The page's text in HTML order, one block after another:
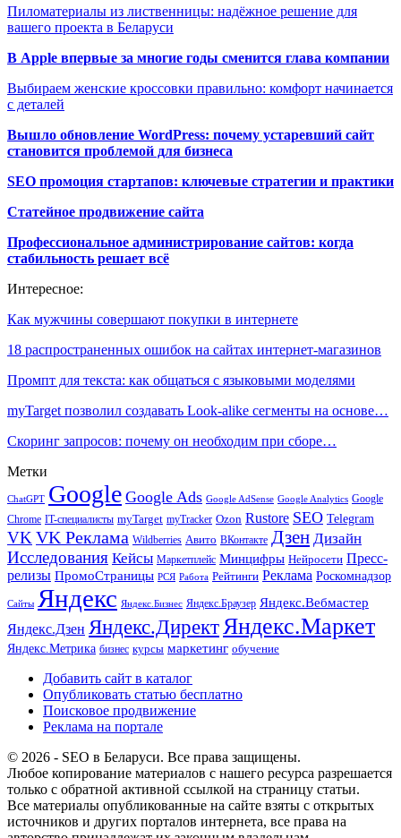
Пиломатериалы из лиственницы: надёжное решение для
вашего проекта в Беларуси
В Apple впервые за многие годы сменится глава компании
Выбираем женские кроссовки правильно: комфорт начинается
с деталей
Вышло обновление WordPress: почему устаревший сайт
становится проблемой для бизнеса
SEO промоция стартапов: ключевые стратегии и практики
Статейное продвижение сайта
Профессиональное администрирование сайтов: когда
стабильность решает всё
Интересное:
Как мужчины совершают покупки в интернете
18 распространенных ошибок на сайтах интернет-магазинов
Промпт для текста: как общаться с языковыми моделями
myTarget позволил создавать Look-alike сегменты на основе…
Скоринг запросов: почему он необходим при сборе…
Метки
ChatGPT Google Google Ads Google AdSense Google Analytics Google
Chrome IT-специалисты myTarget myTracker Ozon Rustore SEO Telegram
VK VK Реклама Wildberries Авито ВКонтакте Дзен Дизайн
Исследования Кейсы Маркетплейс Минцифры Нейросети Пресс-
релизы ПромоСтраницы РСЯ Работа Рейтинги Реклама Роскомнадзор
Сайты Яндекс Яндекс.Бизнес Яндекс.Браузер Яндекс.Вебмастер
Яндекс.Дзен Яндекс.ДиректЯндекс.Маркет
Яндекс.Метрика бизнес курсы маркетинг обучение
Добавить сайт в каталог
Опубликовать статью бесплатно
Поисковое продвижение
Реклама на портале
© 2026 - SEO в Беларуси. Все права защищены.
Любое копирование материалов с нашего ресурса разрешается
только с обратной активной ссылкой на страницу статьи.
Все материалы опубликованные на сайте взяты с открытых
источников и других порталов интернета, все права на